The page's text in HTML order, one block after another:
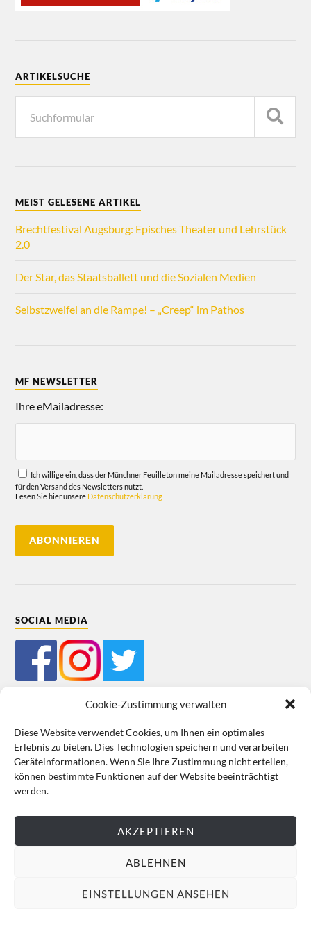
Cookie-Zustimmung verwalten
Diese Website verwendet Cookies, um Ihnen ein optimales
Erlebnis zu bieten. Dies Technologien speichern und verarbeiten
Geräteinformationen. Wenn Sie Ihre Zustimmung nicht erteilen,
können bestimmte Funktionen auf der Website beeinträchtigt
werden.
AKZEPTIEREN
ABLEHNEN
EINSTELLUNGEN ANSEHEN
ARTIKELSUCHE
MEIST GELESENE ARTIKEL
Brechtfestival Augsburg: Episches Theater und Lehrstück
2.0
Der Star, das Staatsballett und die Sozialen Medien
Selbstzweifel an die Rampe! – „Creep“ im Pathos
MF NEWSLETTER
Ihre eMailadresse:
Ich willige ein, dass der Münchner Feuilleton meine Mailadresse speichert und
für den Versand des Newsletters nutzt.
Lesen Sie hier unsere Datenschutzerklärung
SOCIAL MEDIA
Impressum Datenschutz Cookie-Richtlinie (EU) AGB